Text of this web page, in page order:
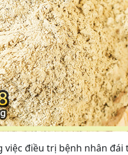
điều trị bệnh nhân